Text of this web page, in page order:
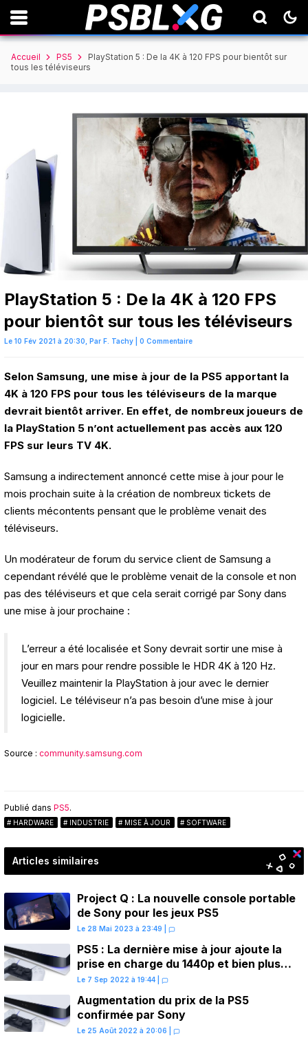
Accueil PS5
PlayStation 5 : De la 4K à 120 FPS pour bientôt sur
tous les téléviseurs
PlayStation 5 : De la 4K à 120 FPS
pour bientôt sur tous les téléviseurs
Le 10 Fév 2021 à 20:30, Par F. Tachy 0 Commentaire
Selon Samsung, une mise à jour de la PS5 apportant la
4K à 120 FPS pour tous les téléviseurs de la marque
devrait bientôt arriver. En effet, de nombreux joueurs de
la PlayStation 5 n’ont actuellement pas accès aux 120
FPS sur leurs TV 4K.
Samsung a indirectement annoncé cette mise à jour pour le
mois prochain suite à la création de nombreux tickets de
clients mécontents pensant que le problème venait des
téléviseurs.
Un modérateur de forum du service client de Samsung a
cependant révélé que le problème venait de la console et non
pas des téléviseurs et que cela serait corrigé par Sony dans
une mise à jour prochaine :
L’erreur a été localisée et Sony devrait sortir une mise à
jour en mars pour rendre possible le HDR 4K à 120 Hz.
Veuillez maintenir la PlayStation à jour avec le dernier
logiciel. Le téléviseur n’a pas besoin d’une mise à jour
logicielle.
Source : community.samsung.com
Publié dans PS5.
HARDWARE INDUSTRIE MISE À JOUR SOFTWARE
Articles similaires
Project Q : La nouvelle console portable
de Sony pour les jeux PS5
Le 28 Mai 2023 à 23:49
PS5 : La dernière mise à jour ajoute la
prise en charge du 1440p et bien plus
encore
Le 7 Sep 2022 à 19:44
Augmentation du prix de la PS5
confirmée par Sony
Le 25 Août 2022 à 20:06